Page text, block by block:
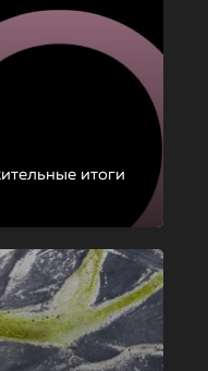
итоги